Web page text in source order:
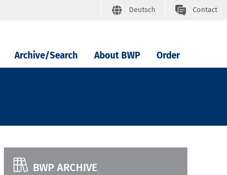
Deutsch Contact
Archive/Search About BWP Order
BWP ARCHIVE